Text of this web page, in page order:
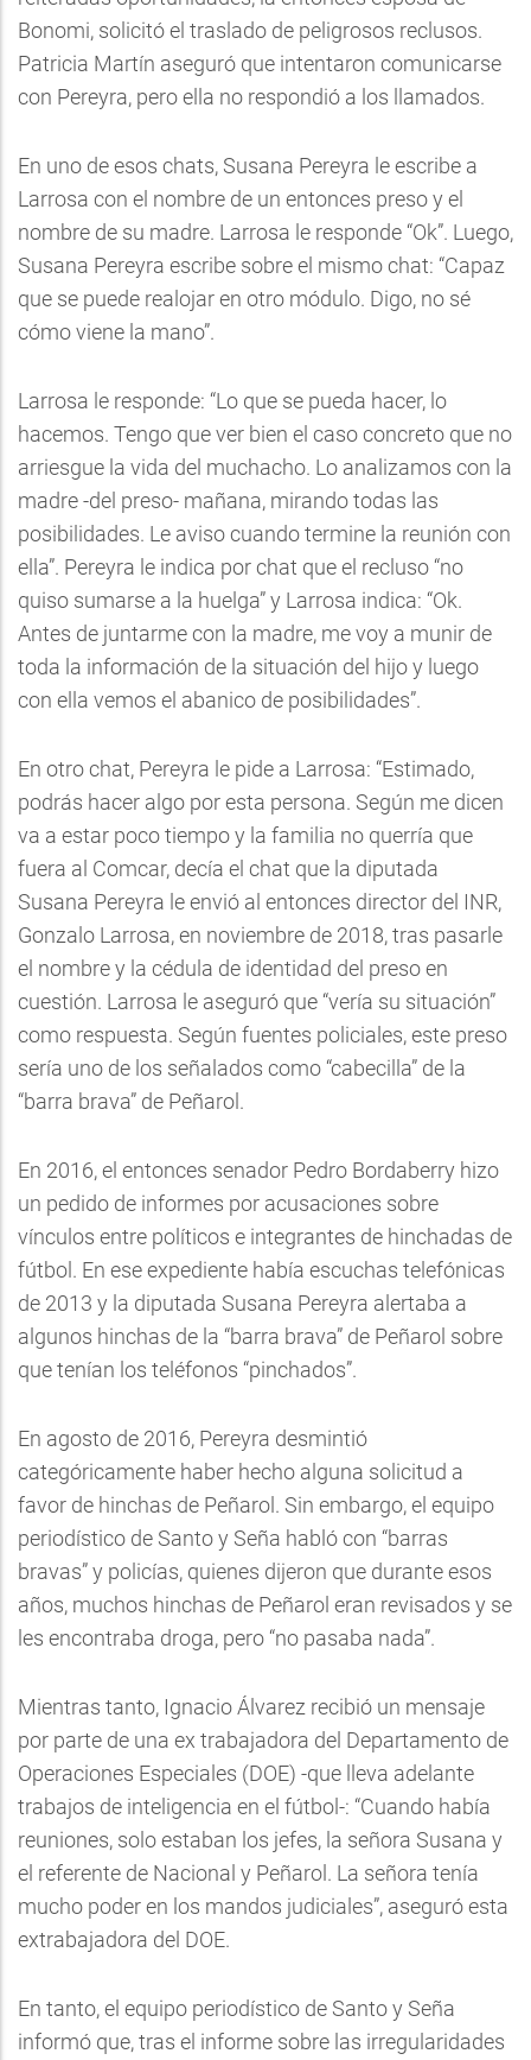
Bonomi, solicitó el traslado de peligrosos reclusos.
Patricia Martín aseguró que intentaron comunicarse
con Pereyra, pero ella no respondió a los llamados.
En uno de esos chats, Susana Pereyra le escribe a
Larrosa con el nombre de un entonces preso y el
nombre de su madre. Larrosa le responde “Ok”. Luego,
Susana Pereyra escribe sobre el mismo chat: “Capaz
que se puede realojar en otro módulo. Digo, no sé
cómo viene la mano”.
Larrosa le responde: “Lo que se pueda hacer, lo
hacemos. Tengo que ver bien el caso concreto que no
arriesgue la vida del muchacho. Lo analizamos con la
madre -del preso- mañana, mirando todas las
posibilidades. Le aviso cuando termine la reunión con
ella”. Pereyra le indica por chat que el recluso “no
quiso sumarse a la huelga” y Larrosa indica: “Ok.
Antes de juntarme con la madre, me voy a munir de
toda la información de la situación del hijo y luego
con ella vemos el abanico de posibilidades”.
En otro chat, Pereyra le pide a Larrosa: “Estimado,
podrás hacer algo por esta persona. Según me dicen
va a estar poco tiempo y la familia no querría que
fuera al Comcar, decía el chat que la diputada
Susana Pereyra le envió al entonces director del INR,
Gonzalo Larrosa, en noviembre de 2018, tras pasarle
el nombre y la cédula de identidad del preso en
cuestión. Larrosa le aseguró que “vería su situación”
como respuesta. Según fuentes policiales, este preso
sería uno de los señalados como “cabecilla” de la
“barra brava” de Peñarol.
En 2016, el entonces senador Pedro Bordaberry hizo
un pedido de informes por acusaciones sobre
vínculos entre políticos e integrantes de hinchadas de
fútbol. En ese expediente había escuchas telefónicas
de 2013 y la diputada Susana Pereyra alertaba a
algunos hinchas de la “barra brava” de Peñarol sobre
que tenían los teléfonos “pinchados”.
En agosto de 2016, Pereyra desmintió
categóricamente haber hecho alguna solicitud a
favor de hinchas de Peñarol. Sin embargo, el equipo
periodístico de Santo y Seña habló con “barras
bravas” y policías, quienes dijeron que durante esos
años, muchos hinchas de Peñarol eran revisados y se
les encontraba droga, pero “no pasaba nada”.
Mientras tanto, Ignacio Álvarez recibió un mensaje
por parte de una ex trabajadora del Departamento de
Operaciones Especiales (DOE) -que lleva adelante
trabajos de inteligencia en el fútbol-: “Cuando había
reuniones, solo estaban los jefes, la señora Susana y
el referente de Nacional y Peñarol. La señora tenía
mucho poder en los mandos judiciales”, aseguró esta
extrabajadora del DOE.
En tanto, el equipo periodístico de Santo y Seña
informó que, tras el informe sobre las irregularidades